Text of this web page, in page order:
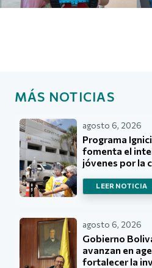
MÁS NOTICIAS
agosto 6, 2026
Programa
fomenta el
jóvenes por la
LEER NOTICIA
agosto 6, 2026
Gobierno
avanzan en
fortalecer la